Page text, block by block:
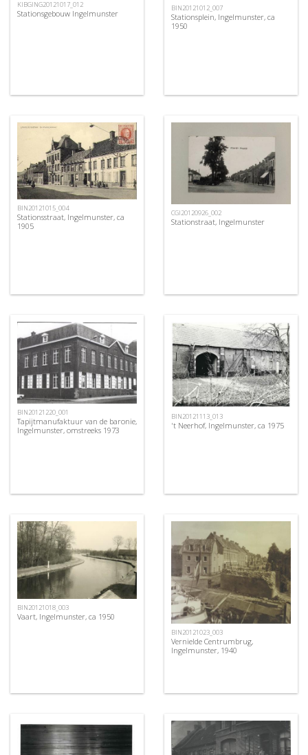
KIBGING20121017_012
Stationsgebouw Ingelmunster
BIN20121012_007
Stationsplein, Ingelmunster, ca
1950
BIN20121015_004
Stationsstraat, Ingelmunster, ca
1905
CGI20120926_002
Stationstraat, Ingelmunster
BIN20121220_001
Tapijtmanufaktuur van de baronie,
Ingelmunster, omstreeks 1973
BIN20121113_013
't Neerhof, Ingelmunster, ca 1975
BIN20121018_003
Vaart, Ingelmunster, ca 1950
BIN20121023_003
Vernielde Centrumbrug,
Ingelmunster, 1940